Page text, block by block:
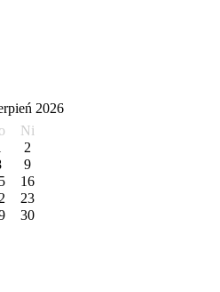
2026
Ni
2
9
16
23
30